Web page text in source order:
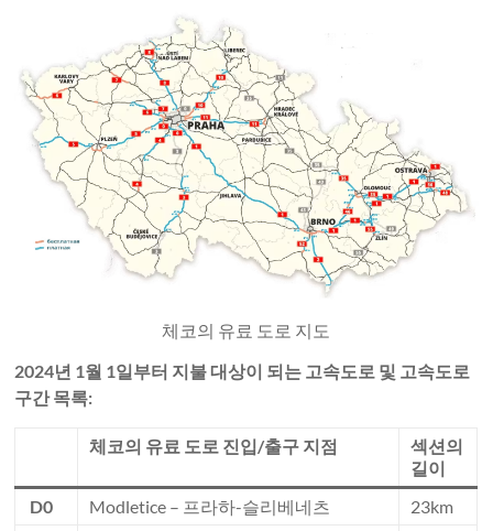
체코의 유료 도로 지도
2024년 1월 1일부터 지불 대상이 되는 고속도로 및 고속도로
구간 목록:
체코의 유료 도로 진입/출구 지점
섹션의
길이
D0
Modletice – 프라하-슬리베네츠
23km